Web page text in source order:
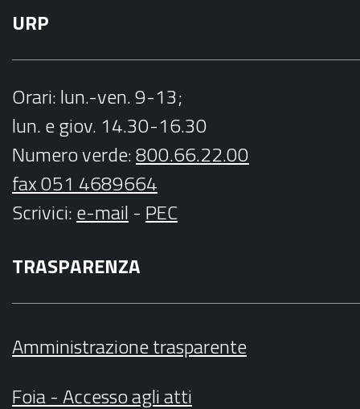
URP
Orari: lun.-ven. 9-13;
lun. e giov. 14.30-16.30
Numero verde:800.66.22.00
fax 051 4689664
Scrivici:e-mail - PEC
TRASPARENZA
Amministrazione trasparente
Foia - Accesso agli atti